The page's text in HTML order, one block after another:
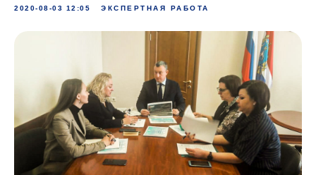
2020-08-03 12:05 ЭКСПЕРТНАЯ РАБОТА